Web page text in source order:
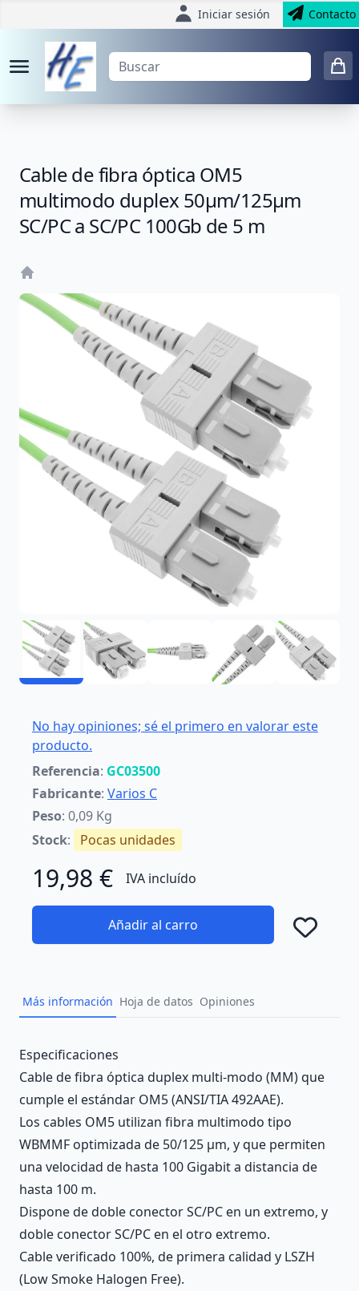
Iniciar sesión Contacto
Cable de fibra óptica OM5
multimodo duplex 50µm/125µm
SC/PC a SC/PC 100Gb de 5 m
Home
No hay opiniones; sé el primero en valorar este
producto.
Referencia: GC03500
Fabricante: Varios C
Peso: 0,09 Kg
Stock: Pocas unidades
19,98 € IVA incluído
Añadir al carro
Más información Hoja de datos Opiniones
Description
Especificaciones
Cable de fibra óptica duplex multi-modo (MM) que
cumple el estándar OM5 (ANSI/TIA 492AAE).
Los cables OM5 utilizan fibra multimodo tipo
WBMMF optimizada de 50/125 µm, y que permiten
una velocidad de hasta 100 Gigabit a distancia de
hasta 100 m.
Dispone de doble conector SC/PC en un extremo, y
doble conector SC/PC en el otro extremo.
Cable verificado 100%, de primera calidad y LSZH
(Low Smoke Halogen Free).